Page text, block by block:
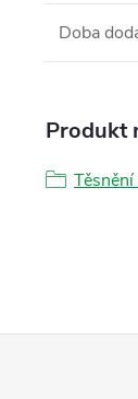
Doba
Produkt